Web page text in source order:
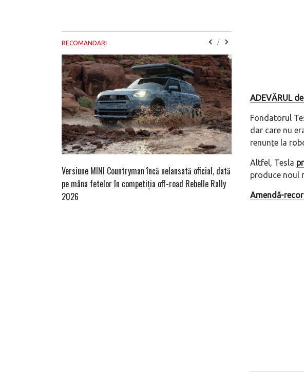
ADEVĂRUL
Fondatorul
dar care nu
renunțe la
Altfel, Tesla
produce noul
Amendă-
RECOMANDARI /
Versiune MINI Countryman încă nelansată oficial, dată
pe mâna fetelor în competiția off-road Rebelle Rally
2026
Pentru cine știe ceva
Blackbird va suna ca
altfel!